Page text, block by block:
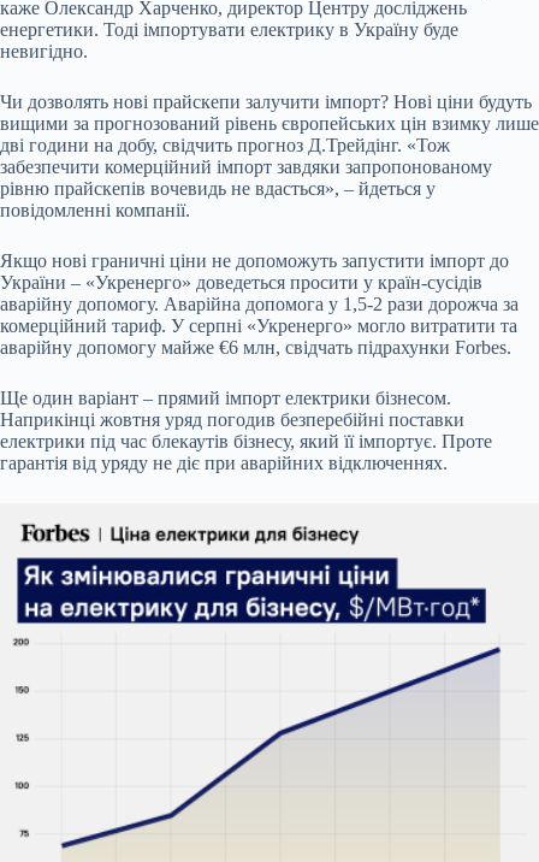
каже Олександр Харченко, директор Центру досліджень
енергетики. Тоді імпортувати електрику в Україну буде
невигідно.
Чи дозволять нові прайскепи залучити імпорт? Нові ціни будуть
вищими за прогнозований рівень європейських цін взимку лише
дві години на добу, свідчить прогноз Д.Трейдінг. «Тож
забезпечити комерційний імпорт завдяки запропонованому
рівню прайскепів вочевидь не вдасться», – йдеться у
повідомленні компанії.
Якщо нові граничні ціни не допоможуть запустити імпорт до
України – «Укренерго» доведеться просити у країн-сусідів
аварійну допомогу. Аварійна допомога у 1,5-2 рази дорожча за
комерційний тариф. У серпні «Укренерго» могло витратити та
аварійну допомогу майже €6 млн, свідчать підрахунки Forbes.
Ще один варіант – прямий імпорт електрики бізнесом.
Наприкінці жовтня уряд погодив безперебійні поставки
електрики під час блекаутів бізнесу, який її імпортує. Проте
гарантія від уряду не діє при аварійних відключеннях.